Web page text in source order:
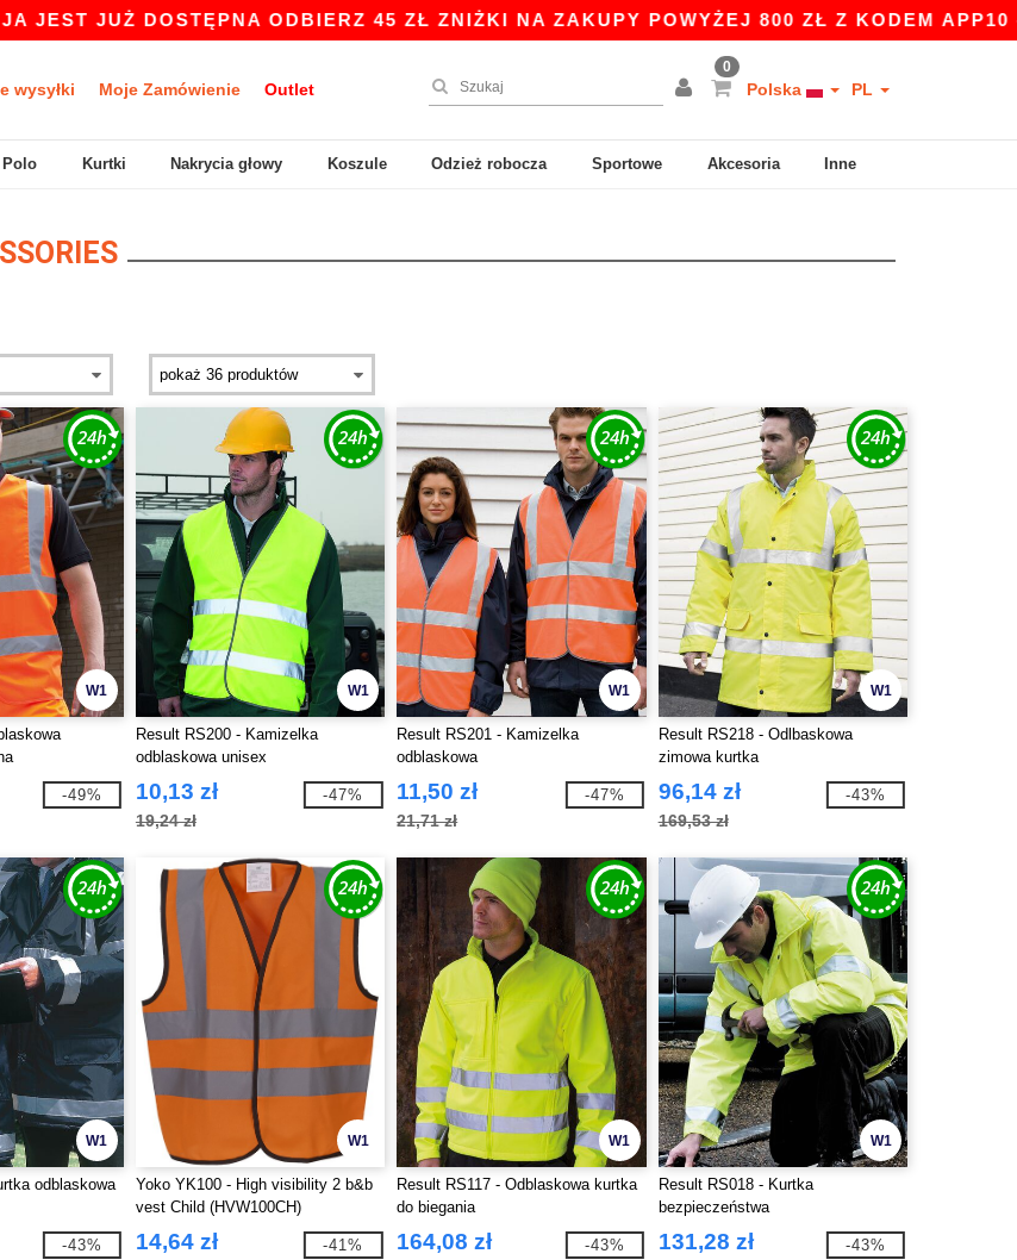
JUŻ DOSTĘPNA ODBIERZ 45 ZŁ ZNIŻKI NA ZAKUPY POWYŻEJ 800 ZŁ Z KODEM APP10 -
wysyłki Moje Zamówienie Outlet
0
Polska PL
Polo Kurtki Nakrycia głowy Koszule Odzież robocza Sportowe Akcesoria Inne
W1
-49%
W1
Result RS200 - Kamizelka
odblaskowa unisex
10,13 zł
19,24 zł
-47%
W1
Result RS201 - Kamizelka
odblaskowa
11,50 zł
21,71 zł
-47%
W1
Result RS218 - Odlbaskowa
zimowa kurtka
96,14 zł
169,53 zł
-43%
W1
odblaskowa
-43%
W1
Yoko YK100 - High visibility 2 b&b
vest Child (HVW100CH)
14,64 zł -41%
W1
Result RS117 - Odblaskowa kurtka
do biegania
164,08 zł -43%
W1
Result RS018 - Kurtka
bezpieczeństwa
131,28 zł -43%